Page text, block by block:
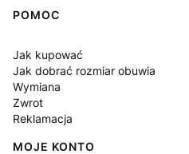
Linki w stopce
POMOC
Jak kupować
Jak dobrać rozmiar obuwia
Wymiana
Zwrot
Reklamacja
MOJE KONTO